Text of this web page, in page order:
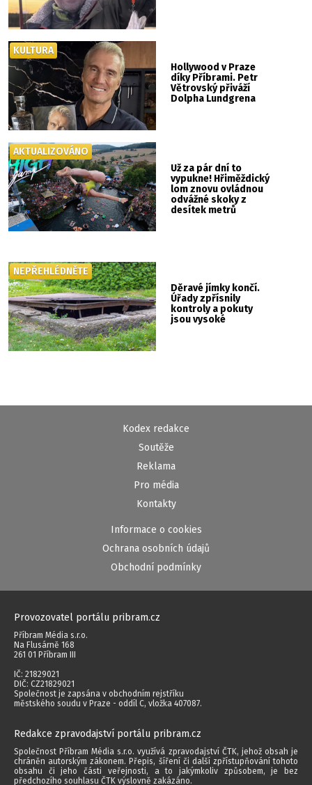
Hollywood v Praze
díky Příbrami. Petr
Větrovský přiváží
Dolpha Lundgrena
KULTURA
Už za pár dní to
vypukne! Hřiměždický
lom znovu ovládnou
odvážné skoky z
desítek metrů
AKTUALIZOVÁNO
Děravé jímky končí.
Úřady zpřísnily
kontroly a pokuty
jsou vysoké
NEPŘEHLÉDNĚTE
Kodex redakce
Soutěže
Reklama
Pro média
Kontakty
Informace o cookies
Ochrana osobních údajů
Obchodní podmínky
Provozovatel portálu pribram.cz
Příbram Média s.r.o.
Na Flusárně 168
261 01 Příbram III
IČ: 21829021
DIČ: CZ21829021
Společnost je zapsána v obchodním rejstříku
městského soudu v Praze - oddíl C, vložka 407087.
Redakce zpravodajství portálu pribram.cz
Společnost Příbram Média s.r.o. využívá zpravodajství ČTK, jehož obsah je
chráněn autorským zákonem. Přepis, šíření či další zpřístupňování tohoto
obsahu či jeho části veřejnosti, a to jakýmkoliv způsobem, je bez
předchozího souhlasu ČTK výslovně zakázáno.